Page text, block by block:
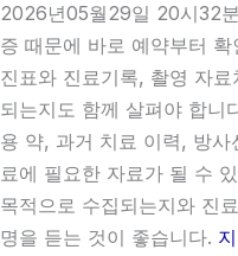
2026년05월29일 20시32
증 때문에 바로 예약부터
진표와 진료기록, 촬영 자
되는지도 함께 살펴야 합
용 약, 과거 치료 이력, 방
료에 필요한 자료가 될 수
목적으로 수집되는지와 진
명을 듣는 것이 좋습니다.